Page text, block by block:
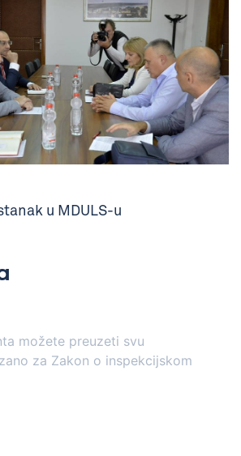
u MDULS-u
možete preuzeti svu
za Zakon o inspekcijskom